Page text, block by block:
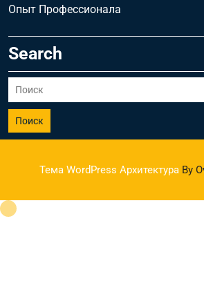
Опыт Профессионала
Search
Поиск
Тема WordPress Архитектура By